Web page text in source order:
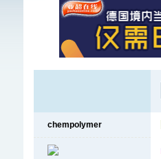
chempolymer